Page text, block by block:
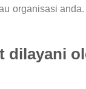
organisasi